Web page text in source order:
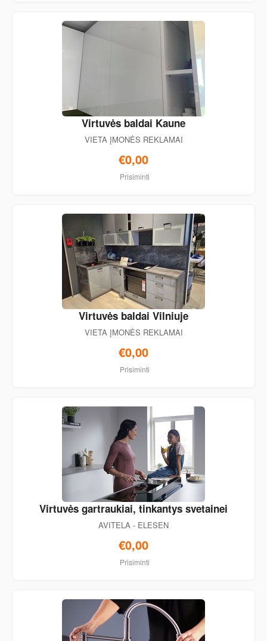
Virtuvės baldai Kaune
VIETA ĮMONĖS REKLAMAI
€0,00
Prisiminti
Virtuvės baldai Vilniuje
VIETA ĮMONĖS REKLAMAI
€0,00
Prisiminti
Virtuvės gartraukiai, tinkantys svetainei
AVITELA - ELESEN
€0,00
Prisiminti